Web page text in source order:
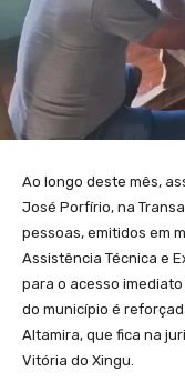
Ao longo deste mês,
José Porfírio, na
pessoas, emitidos em
Assistência Técnica e
para o acesso
do município é
Altamira, que fica na
Vitória do Xingu.